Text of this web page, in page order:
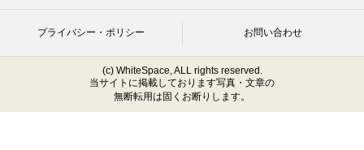
プライバシー・ポリシー お問い合わせ
(c) WhiteSpace, ALL rights reserved.
当サイトに掲載しております写真・文章の
無断転用は固くお断りします。